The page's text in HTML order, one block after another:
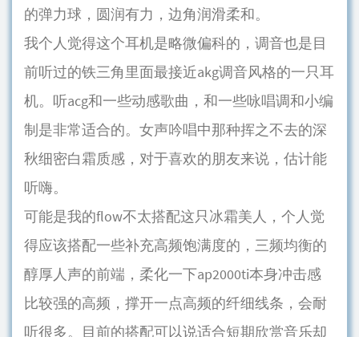
的弹力球，圆润有力，边角润滑柔和。
我个人觉得这个耳机是略微偏科的，调音也是目
前听过的铁三角里面最接近akg调音风格的一只耳
机。听acg和一些动感歌曲，和一些咏唱调和小编
制是非常适合的。女声吟唱中那种挥之不去的深
秋细密白霜质感，对于喜欢的朋友来说，估计能
听嗨。
可能是我的flow不太搭配这只冰霜美人，个人觉
得应该搭配一些补充高频饱满度的，三频均衡的
醇厚人声的前端，柔化一下ap2000ti本身冲击感
比较强的高频，撑开一点高频的纤细线条，会耐
听很多。目前的搭配可以说适合短期欣赏音乐却